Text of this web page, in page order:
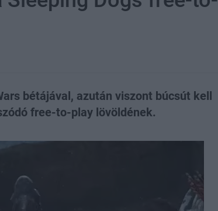
bétájával, azután viszont búcsút kell
free-to-play lövöldének.